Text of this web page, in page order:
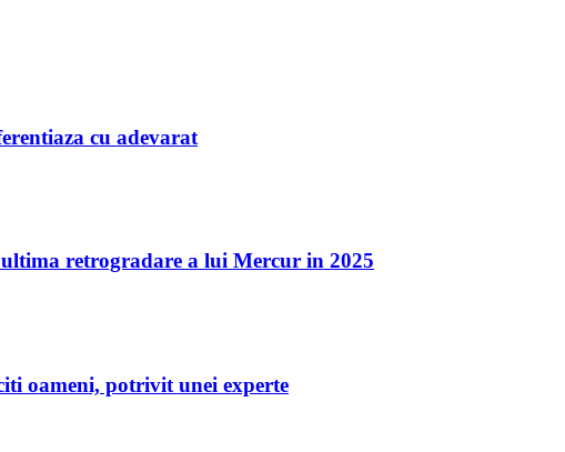
cu adevarat
retrogradare a lui Mercur in 2025
oameni, potrivit unei experte